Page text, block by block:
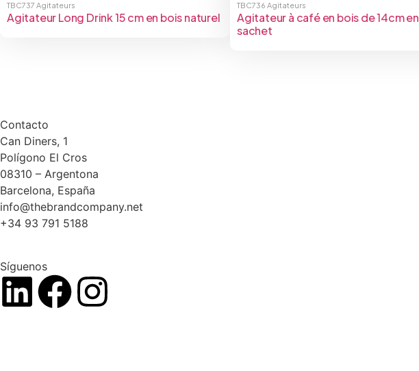
TBC737 Agitateurs
Agitateur Long Drink 15 cm en bois naturel
TBC736 Agitateurs
Agitateur à café en bois de 14cm en
sachet
Contacto
Can Diners, 1
Polígono El Cros
08310 – Argentona
Barcelona, España
info@thebrandcompany.net
+34 93 791 5188
Síguenos